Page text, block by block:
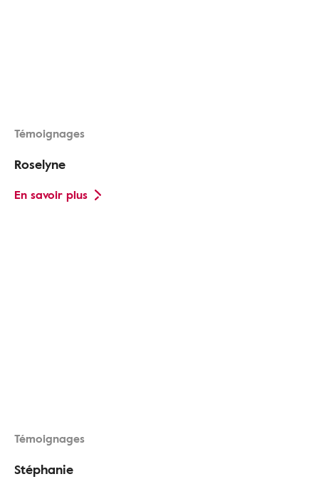
Témoignages
Roselyne
En savoir plus
Témoignages
Stéphanie